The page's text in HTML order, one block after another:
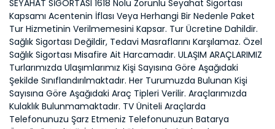
SEYAHAT SİGORTASI 1618 Nolu Zorunlu Seyahat Sigortası
Kapsamı Acentenin İflası Veya Herhangi Bir Nedenle Paket
Tur Hizmetinin Verilmemesini Kapsar. Tur Ücretine Dahildir.
Sağlık Sigortası Değildir, Tedavi Masraflarını Karşılamaz. Özel
Sağlık Sigortası Misafire Ait Harcamadır. ULAŞIM ARAÇLARIMIZ
Turlarımızda Ulaşımlarımız Kişi Sayısına Göre Aşağıdaki
Şekilde Sınıflandırılmaktadır. Her Turumuzda Bulunan Kişi
Sayısına Göre Aşağıdaki Araç Tipleri Verilir. Araçlarımızda
Kulaklık Bulunmamaktadır. TV Üniteli Araçlarda
Telefonunuzu Şarz Etmeniz Telefonunuzun Batarya